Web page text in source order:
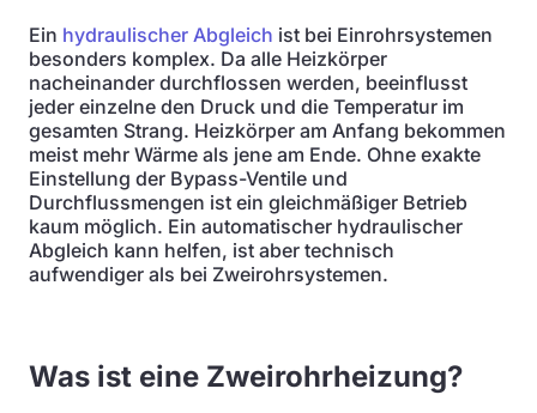
Ein hydraulischer Abgleich ist bei Einrohrsystemen
besonders komplex. Da alle Heizkörper
nacheinander durchflossen werden, beeinflusst
jeder einzelne den Druck und die Temperatur im
gesamten Strang. Heizkörper am Anfang bekommen
meist mehr Wärme als jene am Ende. Ohne exakte
Einstellung der Bypass-Ventile und
Durchflussmengen ist ein gleichmäßiger Betrieb
kaum möglich. Ein automatischer hydraulischer
Abgleich kann helfen, ist aber technisch
aufwendiger als bei Zweirohrsystemen.
Was ist eine Zweirohrheizung?